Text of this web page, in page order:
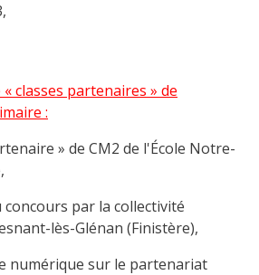
classes partenaires » de
:
» de CM2 de l'École Notre-
par la collectivité
lès-Glénan (Finistère),
sur le partenariat